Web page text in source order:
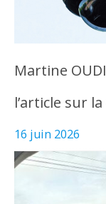
Martine
l’article sur
16 juin 2026